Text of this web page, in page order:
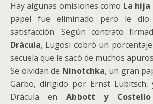
Hay algunas omisiones como La hija
papel fue eliminado pero le dio
satisfacción. Según contrato
Drácula, Lugosi cobró un
secuela que le sacó de muchos
Se olvidan de Ninotchka, un gran
Garbo, dirigido por Ernst Lubitsch,
Drácula en Abbott y